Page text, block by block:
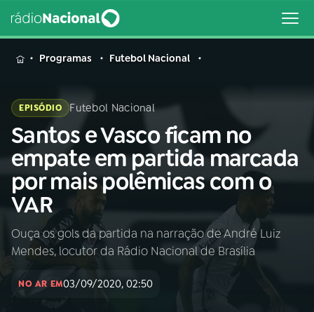
MENU
Buscar
na
Rádio
Nacional
Buscar
01INÍCIO
Programas Futebol Nacional
EPISÓDIO Futebol Nacional
Santos e Vasco ficam no
empate em partida marcada
por mais polêmicas com o
VAR
Ouça os gols da partida na narração de André Luiz
Mendes, locutor da Rádio Nacional de Brasília
NO AR EM03/09/2020, 02:50